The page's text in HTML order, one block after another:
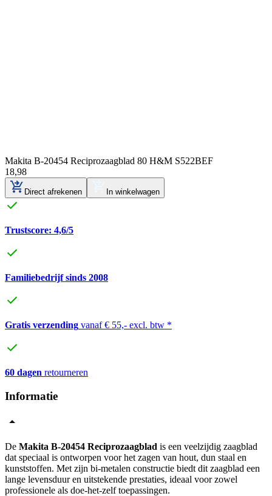
Makita B-20454 Reciprozaagblad 80 H&M S522BEF
18,98
Direct afrekenen In winkelwagen
Trustscore: 4,6/5
Familiebedrijf sinds 2008
Gratis verzending vanaf € 55,- excl. btw *
60 dagen retourneren
Informatie
De Makita B-20454 Reciprozaagblad is een veelzijdig zaagblad
dat speciaal is ontworpen voor het zagen van hout, dun staal en
kunststoffen. Met zijn bi-metalen constructie biedt dit zaagblad een
lange levensduur en uitstekende prestaties, ideaal voor zowel
professionele als doe-het-zelf toepassingen.